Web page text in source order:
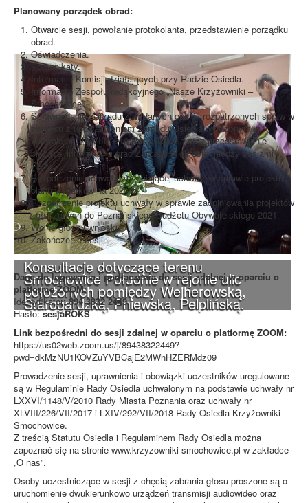
Konsultacje dotyczące terenu
Smochowice Południe w rejonie ulic
położonych pomiędzy Wejherowską,
Starogardzką, Pniewską, Pelplińską.
Planowany porządek obrad:
Otwarcie sesji, powołanie protokolanta, przedstawienie porządku
obrad.
Oświadczenia.
Komunikaty.
Informacje Komisji działających przy Radzie Osiedla.
Informacje Zespołu redakcyjnego „Nasze Krzyżowniki –
Smochowice”.
Sprawozdanie Zarządu z wydanych opinii i rozpatrzonych spraw w
związku z upoważnieniem Zarządu Osiedla wyrażonym w
uchwale nr II/6/VIII/2019 Rady Osiedla oraz przedstawianie
bieżącej informacji z prac Zarządu w okresie między sesjami
Rady.
Rozpatrzenie uchwały zmieniającej uchwałę w sprawie projektu
planu wydatków na 2021 r.
Rozpatrzenie projektu uchwały w sprawie zaopiniowania projektów
zgłoszonych do Poznańskiego Budżetu Obywatelskiego 2021.
Wolne głosy i wnioski.
Zakończenie sesji.
Dane do logowania i podłączenia do sesji zdalnej w oparciu o
platformę ZOOM:
Identyfikator:894 3832 2449
Hasło:sesjaROKS
Link bezpośredni do sesji zdalnej w oparciu o platformę ZOOM:
https://us02web.zoom.us/j/89438322449?
pwd=dkMzNU1KOVZuYVBCajE2MWhHZERMdz09
Prowadzenie sesji, uprawnienia i obowiązki uczestników uregulowane
są w Regulaminie Rady Osiedla uchwalonym na podstawie uchwały nr
LXXVI/1148/V/2010 Rady Miasta Poznania oraz uchwały nr
XLVIII/226/VII/2017 i LXIV/292/VII/2018 Rady Osiedla Krzyżowniki-
Smochowice.
Z treścią Statutu Osiedla i Regulaminem Rady Osiedla można
zapoznać się na stronie www.krzyzowniki-smochowice.pl w zakładce
„O nas”.
Osoby uczestniczące w sesji z chęcią zabrania głosu proszone są o
uruchomienie dwukierunkowo urządzeń transmisji audiowideo oraz